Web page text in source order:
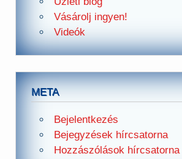
Vásárolj ingyen!
Videók
META
Bejelentkezés
Bejegyzések hírcsatorna
Hozzászólások hírcsatorna